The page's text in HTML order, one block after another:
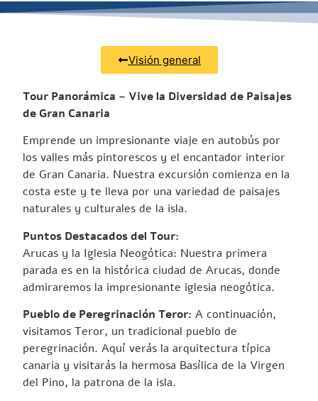
Visión general
Tour Panorámica – Vive la Diversidad de Paisajes
de Gran Canaria
Emprende un impresionante viaje en autobús por
los valles más pintorescos y el encantador interior
de Gran Canaria. Nuestra excursión comienza en la
costa este y te lleva por una variedad de paisajes
naturales y culturales de la isla.
Puntos Destacados del Tour:
Arucas y la Iglesia Neogótica: Nuestra primera
parada es en la histórica ciudad de Arucas, donde
admiraremos la impresionante iglesia neogótica.
Pueblo de Peregrinación Teror: A continuación,
visitamos Teror, un tradicional pueblo de
peregrinación. Aquí verás la arquitectura típica
canaria y visitarás la hermosa Basílica de la Virgen
del Pino, la patrona de la isla.